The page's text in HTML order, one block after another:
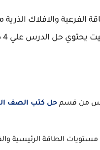
والافلاك الذرية
حل الدرس علي 4 صفحات.
من قسم حل كتب الصف